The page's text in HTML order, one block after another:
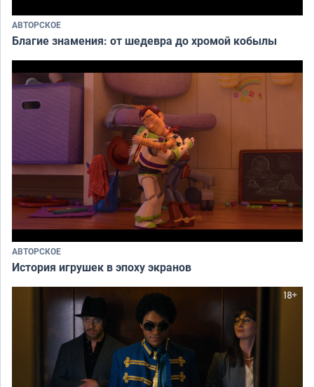
АВТОРСКОЕ
Благие знамения: от шедевра до хромой кобылы
АВТОРСКОЕ
История игрушек в эпоху экранов